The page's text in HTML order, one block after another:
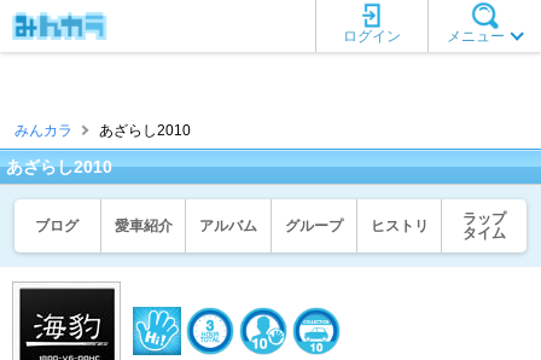
メニュー
ログイン
みんカラ あざらし2010
あざらし2010
ブログ 愛車紹介 アルバム グループ ヒストリ
ラップ
タイム